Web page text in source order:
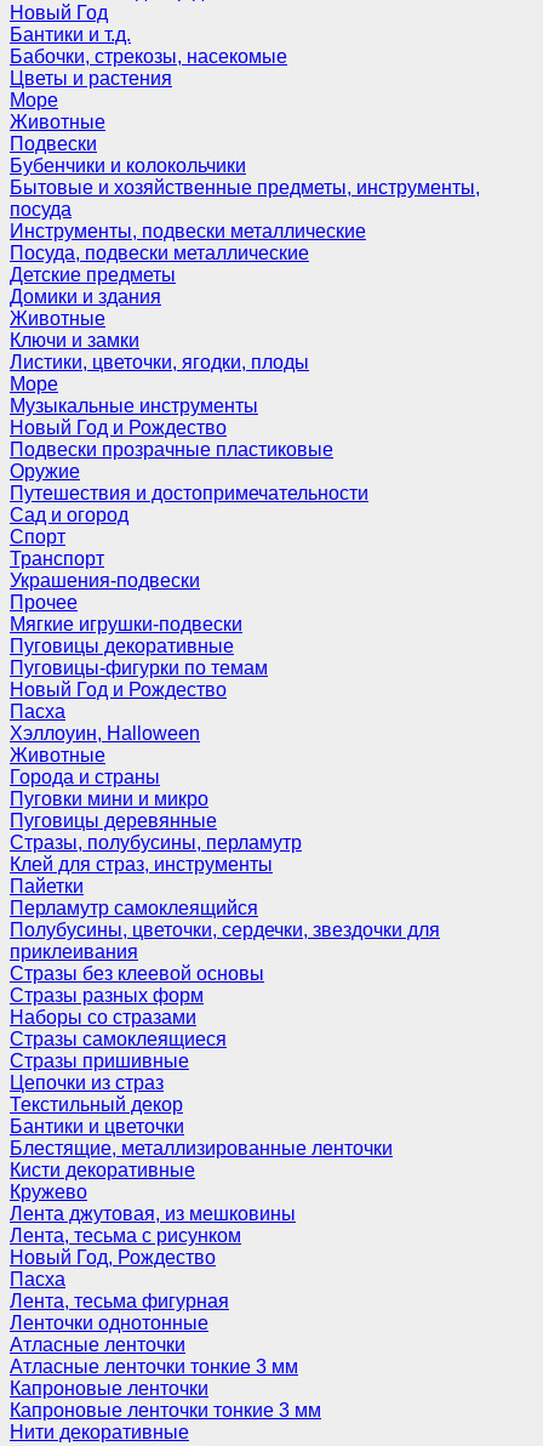
Новый Год
Бантики и т.д.
Бабочки, стрекозы, насекомые
Цветы и растения
Море
Животные
Подвески
Бубенчики и колокольчики
Бытовые и хозяйственные предметы, инструменты,
посуда
Инструменты, подвески металлические
Посуда, подвески металлические
Детские предметы
Домики и здания
Животные
Ключи и замки
Листики, цветочки, ягодки, плоды
Море
Музыкальные инструменты
Новый Год и Рождество
Подвески прозрачные пластиковые
Оружие
Путешествия и достопримечательности
Сад и огород
Спорт
Транспорт
Украшения-подвески
Прочее
Мягкие игрушки-подвески
Пуговицы декоративные
Пуговицы-фигурки по темам
Новый Год и Рождество
Пасха
Хэллоуин, Halloween
Животные
Города и страны
Пуговки мини и микро
Пуговицы деревянные
Стразы, полубусины, перламутр
Клей для страз, инструменты
Пайетки
Перламутр самоклеящийся
Полубусины, цветочки, сердечки, звездочки для
приклеивания
Стразы без клеевой основы
Стразы разных форм
Наборы со стразами
Стразы самоклеящиеся
Стразы пришивные
Цепочки из страз
Текстильный декор
Бантики и цветочки
Блестящие, металлизированные ленточки
Кисти декоративные
Кружево
Лента джутовая, из мешковины
Лента, тесьма с рисунком
Новый Год, Рождество
Пасха
Лента, тесьма фигурная
Ленточки однотонные
Атласные ленточки
Атласные ленточки тонкие 3 мм
Капроновые ленточки
Капроновые ленточки тонкие 3 мм
Нити декоративные